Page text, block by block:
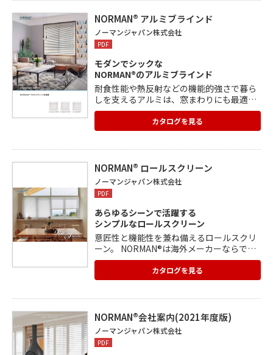
NORMAN® アルミブラインド
ノーマンジャパン株式会社
PDF
モダンでシックな
NORMAN®のアルミブラインド
耐食性能や熱反射などの機能的強さで暮ら
しを支えるアルミは、窓まわりにも最適の
素材。 NORMAN®のアルミブラインドはモ
ダンでシックな26色をラインナップ。 近代
的なメタリックトーンや鮮やかなポップト
カタログを見る
NORMAN® ロールスクリーン
ノーマンジャパン株式会社
PDF
あらゆるシーンで活躍する
シンプルなロールスクリーン
意匠性と機能性を兼ね備えるロールスクリ
ーン。 NORMAN®は海外メーカーならでは
の特色ある生地が人気で、シーンを問わ
ず、洗練された生地そのものの魅力でお部
屋を彩ります。
カタログを見る
NORMAN®会社案内(2021年度版)
ノーマンジャパン株式会社
PDF